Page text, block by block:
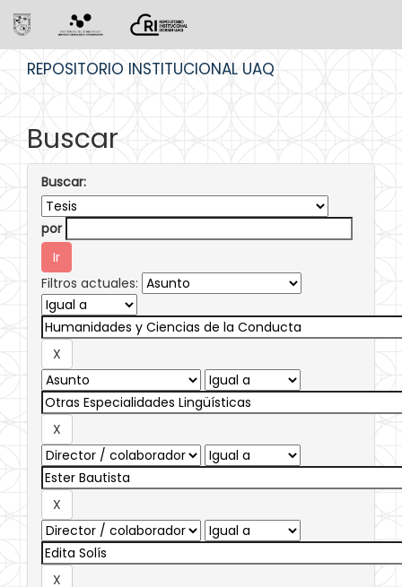
REPOSITORIO INSTITUCIONAL UAQ
Buscar
Buscar:
por
Filtros actuales: